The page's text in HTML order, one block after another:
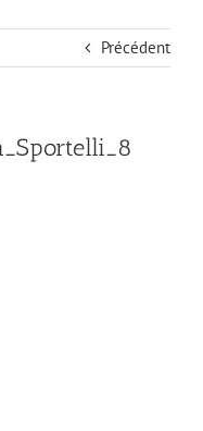
Précédent